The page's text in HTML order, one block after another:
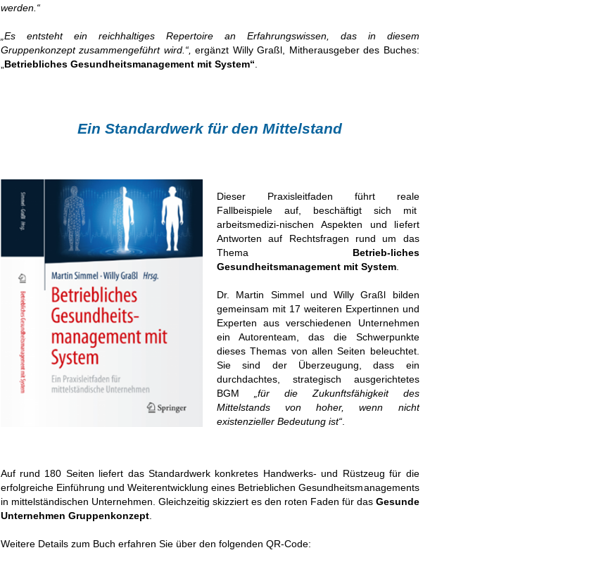
werden.“
„Es entsteht ein reichhaltiges Repertoire an Erfahrungswissen, das in diesem
Gruppenkonzept zusammengeführt wird.“, ergänzt Willy Graßl, Mitherausgeber des Buches:
Betriebliches Gesundheitsmanagement mit System“
Ein Standardwerk für den Mittelstand
Dieser Praxisleitfaden führt reale
Fallbeispiele auf, beschäftigt sich mit
arbeitsmedizi-nischen Aspekten und liefert
Antworten auf Rechtsfragen rund um das
Thema Betrieb-liches
Gesundheitsmanagement mit System
Dr. Martin Simmel und Willy Graßl bilden
gemeinsam mit 17 weiteren Expertinnen und
Experten aus verschiedenen Unternehmen
ein Autorenteam, das die Schwerpunkte
dieses Themas von allen Seiten beleuchtet.
Sie sind der Überzeugung, dass ein
durchdachtes, strategisch ausgerichtetes
BGM
„für die Zukunftsfähigkeit des
Mittelstands von hoher, wenn nicht
existenzieller Bedeutung ist“
Auf rund 180 Seiten liefert das Standardwerk konkretes Handwerks- und Rüstzeug für die
erfolgreiche Einführung und Weiterentwicklung eines Betrieblichen Gesundheitsmanagements
in mittelständischen Unternehmen. Gleichzeitig skizziert es den roten Faden für das Gesunde
Unternehmen Gruppenkonzept.
Weitere Details zum Buch erfahren Sie über den folgenden QR-Code: